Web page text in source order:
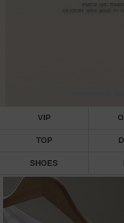
VIP
TOP
SHOES